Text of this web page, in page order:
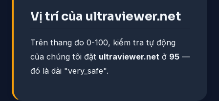
Vị trí của ultraviewer.net
Trên thang đo 0-100, kiểm tra tự động
của chúng tôi đặt ultraviewer.net ở 95 —
đó là dải "very_safe".